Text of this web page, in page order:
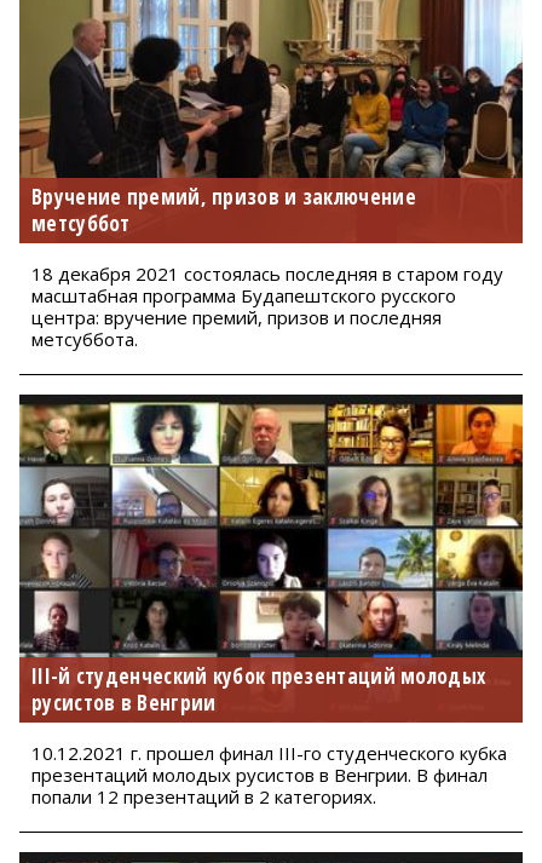
Вручение премий, призов и заключение
метсуббот
18 декабря 2021 состоялась последняя в старом году
масштабная программа Будапештского русского
центра: вручение премий, призов и последняя
метсуббота.
III-й студенческий кубок презентаций молодых
русистов в Венгрии
10.12.2021 г. прошел финал III-го студенческого кубка
презентаций молодых русистов в Венгрии. В финал
попали 12 презентаций в 2 категориях.